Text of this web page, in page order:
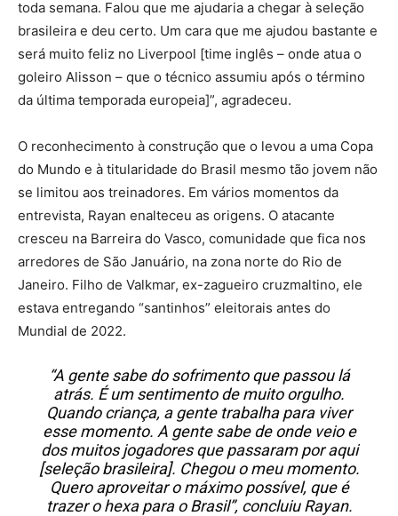
toda semana. Falou que me ajudaria a chegar à seleção
brasileira e deu certo. Um cara que me ajudou bastante e
será muito feliz no Liverpool [time inglês – onde atua o
goleiro Alisson – que o técnico assumiu após o término
da última temporada europeia]”, agradeceu.
O reconhecimento à construção que o levou a uma Copa
do Mundo e à titularidade do Brasil mesmo tão jovem não
se limitou aos treinadores. Em vários momentos da
entrevista, Rayan enalteceu as origens. O atacante
cresceu na Barreira do Vasco, comunidade que fica nos
arredores de São Januário, na zona norte do Rio de
Janeiro. Filho de Valkmar, ex-zagueiro cruzmaltino, ele
estava entregando “santinhos” eleitorais antes do
Mundial de 2022.
“A gente sabe do sofrimento que passou lá
atrás. É um sentimento de muito orgulho.
Quando criança, a gente trabalha para viver
esse momento. A gente sabe de onde veio e
dos muitos jogadores que passaram por aqui
[seleção brasileira]. Chegou o meu momento.
Quero aproveitar o máximo possível, que é
trazer o hexa para o Brasil”, concluiu Rayan.